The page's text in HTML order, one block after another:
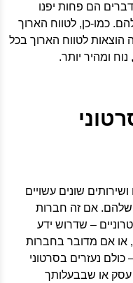
הם פחות יפנו
כמו-כן, לטווח הארוך
לטווח הארוך בכל
ומהיר יותר.
שונים עשויים
שלהם. אם זה חברות
– שדרוש ידע
או אם מדובר בחברות
נעזרים בסרטוני
או שבבעלותך